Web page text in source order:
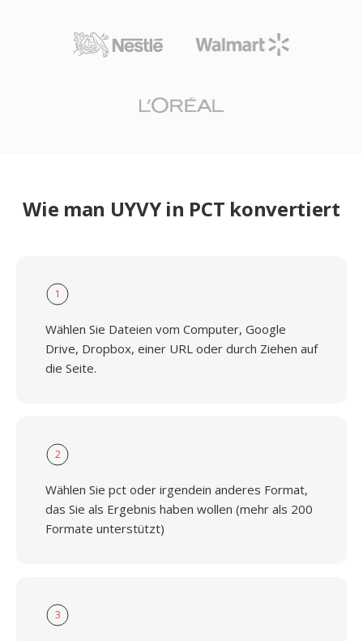
Wie man UYVY in PCT konvertiert
1
Wählen Sie Dateien vom Computer, Google
Drive, Dropbox, einer URL oder durch Ziehen auf
die Seite.
2
Wählen Sie pct oder irgendein anderes Format,
das Sie als Ergebnis haben wollen (mehr als 200
Formate unterstützt)
3